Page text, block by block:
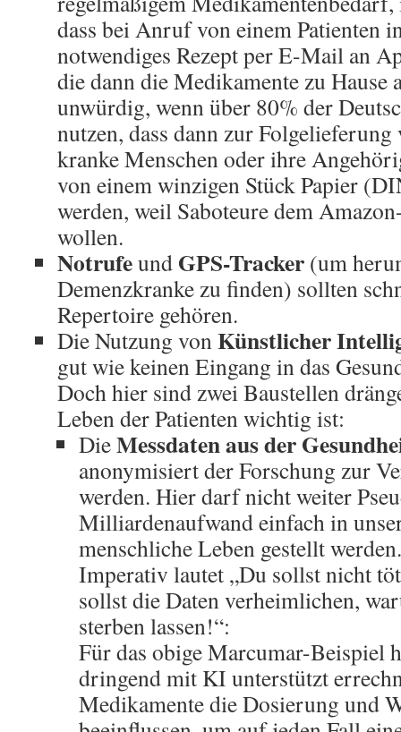
dass bei Anruf von einem Patienten
notwendiges Rezept per E-Mail an
die dann die Medikamente zu Hause
unwürdig, wenn über 80% der
nutzen, dass dann zur
kranke Menschen oder ihre
von einem winzigen Stück Papier
werden, weil Saboteure dem
wollen.
Notrufeund GPS-Tracker (um
Demenzkranke zu finden) sollten
Repertoire gehören.
Die Nutzung von Künstlicher
gut wie keinen Eingang in das
Doch hier sind zwei Baustellen
Leben der Patienten wichtig ist:
DieMessdaten aus der
anonymisiert der Forschung zur
werden. Hier darf nicht weiter
Milliardenaufwand einfach in
menschliche Leben gestellt
Imperativ lautet „Du sollst nicht
sollst die Daten verheimlichen,
sterben lassen!“:
Für das obige Marcumar-Beispiel
dringend mit KI unterstützt
Medikamente die Dosierung und